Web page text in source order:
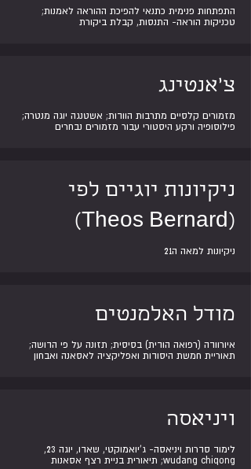
התפתחות פנימית כתנאי להפיכת ההוראה לאמנות;
טכניקות הוראה- התנסות, קבלת ביקורת
צ’אנטינג
מזמורים קלסיים מתרבות הוודות; אשטנגה יוגה מנטרה;
פילוסופיה ורקע היסטורי עבור מזמורים נבחרים
ניקיונות יוגיים לפי
(Theos Bernard)
ניקיונות למאה ה21
מודל האלמנטים
איורוודה (רפואה הודית) בסיסית; תזונה על פי הדושה;
תאוריית חמשת היסודות ואפליקציה לאסאנה ואבחון
ויניאסה
לימוד סדרות ויניאסה- ג'יואמוקטי, שאדו, יוגה 23,
wudang chiqong; תיאורית בניית רצף אסאנות